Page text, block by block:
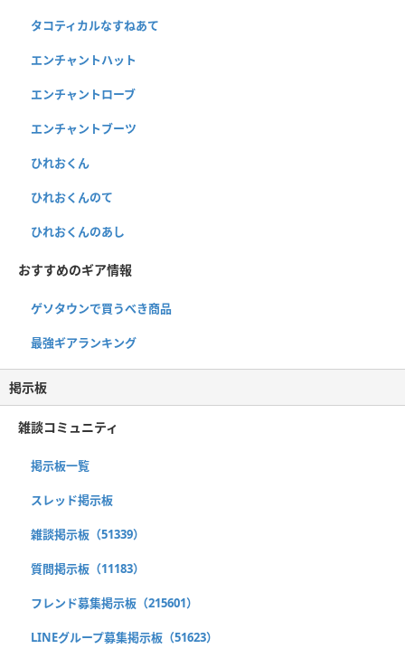
タコティカルなすねあて
エンチャントハット
エンチャントローブ
エンチャントブーツ
ひれおくん
ひれおくんのて
ひれおくんのあし
おすすめのギア情報
ゲソタウンで買うべき商品
最強ギアランキング
掲示板
雑談コミュニティ
掲示板一覧
スレッド掲示板
雑談掲示板（51339）
質問掲示板（11183）
フレンド募集掲示板（215601）
LINEグループ募集掲示板（51623）